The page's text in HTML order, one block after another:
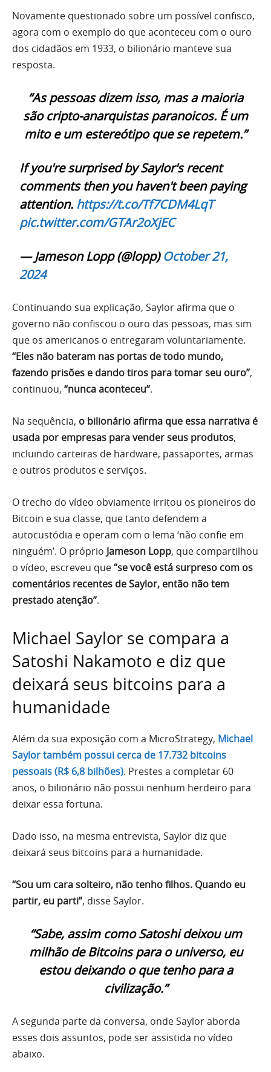
Novamente questionado sobre um possível confisco,
agora com o exemplo do que aconteceu com o ouro
dos cidadãos em 1933, o bilionário manteve sua
resposta.
“As pessoas dizem isso, mas a maioria
são cripto-anarquistas paranoicos. É um
mito e um estereótipo que se repetem.”
If you're surprised by Saylor's recent
comments then you haven't been paying
attention. https://t.co/Tf7CDM4LqT
pic.twitter.com/GTAr2oXjEC
— Jameson Lopp (@lopp)October 21,
2024
Continuando sua explicação, Saylor afirma que o
governo não confiscou o ouro das pessoas, mas sim
que os americanos o entregaram voluntariamente.
“Eles não bateram nas portas de todo mundo,
fazendo prisões e dando tiros para tomar seu ouro”,
continuou, “nunca aconteceu”.
Na sequência, o bilionário afirma que essa narrativa é
usada por empresas para vender seus produtos,
incluindo carteiras de hardware, passaportes, armas
e outros produtos e serviços.
O trecho do vídeo obviamente irritou os pioneiros do
Bitcoin e sua classe, que tanto defendem a
autocustódia e operam com o lema ‘não confie em
ninguém’. O próprio Jameson Lopp, que compartilhou
o vídeo, escreveu que“se você está surpreso com os
comentários recentes de Saylor, então não tem
prestado atenção”.
Michael Saylor se compara a
Satoshi Nakamoto e diz que
deixará seus bitcoins para a
humanidade
Além da sua exposição com a MicroStrategy, Michael
Saylor também possui cerca de 17.732 bitcoins
pessoais (R$ 6,8 bilhões). Prestes a completar 60
anos, o bilionário não possui nenhum herdeiro para
deixar essa fortuna.
Dado isso, na mesma entrevista, Saylor diz que
deixará seus bitcoins para a humanidade.
“Sou um cara solteiro, não tenho filhos. Quando eu
partir, eu parti”, disse Saylor.
“Sabe, assim como Satoshi deixou um
milhão de Bitcoins para o universo, eu
estou deixando o que tenho para a
civilização.”
A segunda parte da conversa, onde Saylor aborda
esses dois assuntos, pode ser assistida no vídeo
abaixo.